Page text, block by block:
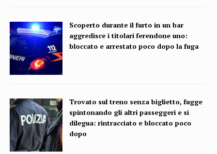
Scoperto durante il furto in un bar
aggredisce i titolari ferendone uno:
bloccato e arrestato poco dopo la fuga
Trovato sul treno senza biglietto, fugge
spintonando gli altri passeggeri e si
dilegua: rintracciato e bloccato poco
dopo